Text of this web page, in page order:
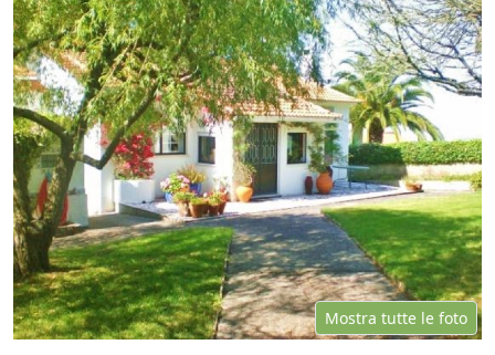
Mostra tutte le foto